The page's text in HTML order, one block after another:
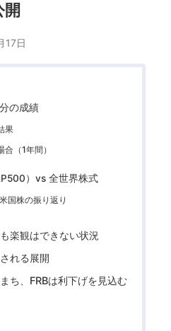
17日
の成績
果
（1年間）
）vs 全世界株式
国株の振り返り
楽観はできない状況
れる展開
ち、FRBは利下げを見込む